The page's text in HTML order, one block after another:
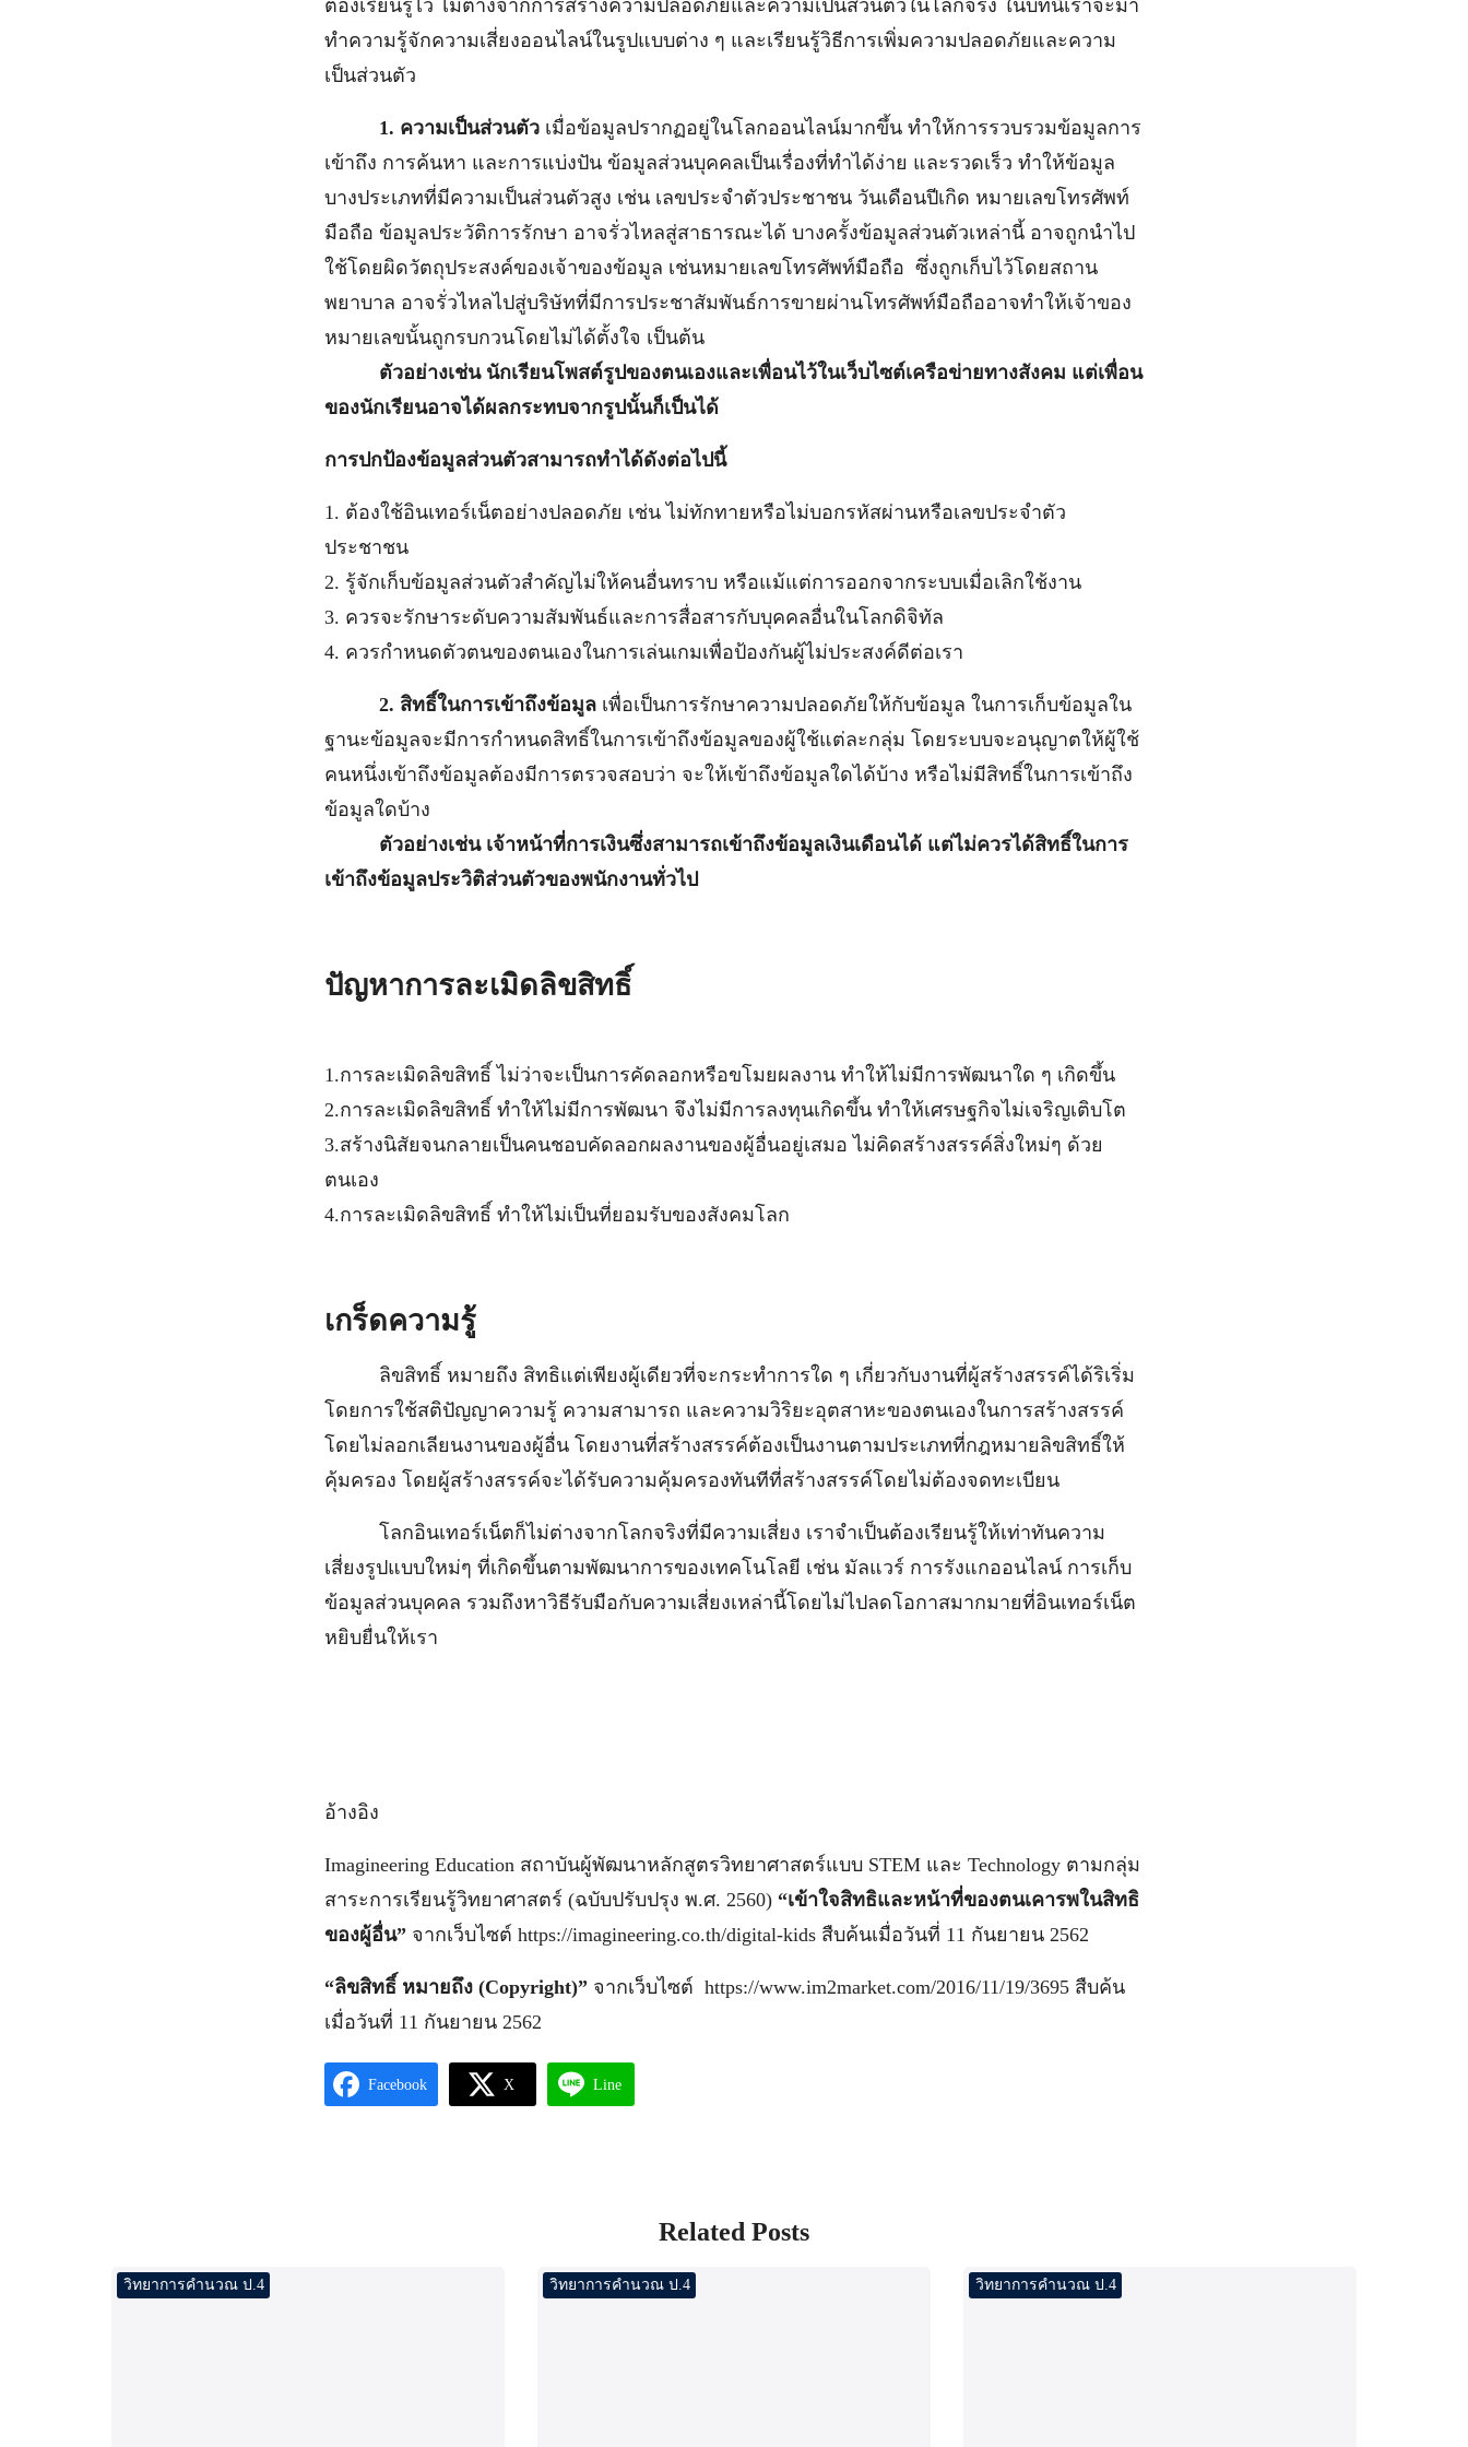
ต้องเรียนรู้ไว้ ไม่ต่างจากการสร้างความปลอดภัยและความเป็นส่วนตัวในโลกจริง ในบทนี้เราจะมา
ทำความรู้จักความเสี่ยงออนไลน์ในรูปแบบต่าง ๆ และเรียนรู้วิธีการเพิ่มความปลอดภัยและความ
เป็นส่วนตัว
1. ความเป็นส่วนตัว เมื่อข้อมูลปรากฏอยู่ในโลกออนไลน์มากขึ้น ทำให้การรวบรวมข้อมูลการ
เข้าถึง การค้นหา และการแบ่งปัน ข้อมูลส่วนบุคคลเป็นเรื่องที่ทำได้ง่าย และรวดเร็ว ทำให้ข้อมูล
บางประเภทที่มีความเป็นส่วนตัวสูง เช่น เลขประจำตัวประชาชน วันเดือนปีเกิด หมายเลขโทรศัพท์
มือถือ ข้อมูลประวัติการรักษา อาจรั่วไหลสู่สาธารณะได้ บางครั้งข้อมูลส่วนตัวเหล่านี้ อาจถูกนำไป
ใช้โดยผิดวัตถุประสงค์ของเจ้าของข้อมูล เช่นหมายเลขโทรศัพท์มือถือ ซึ่งถูกเก็บไว้โดยสถาน
พยาบาล อาจรั่วไหลไปสู่บริษัทที่มีการประชาสัมพันธ์การขายผ่านโทรศัพท์มือถืออาจทำให้เจ้าของ
หมายเลขนั้นถูกรบกวนโดยไม่ได้ตั้งใจ เป็นต้น
ตัวอย่างเช่น นักเรียนโพสต์รูปของตนเองและเพื่อนไว้ในเว็บไซต์เครือข่ายทางสังคม แต่เพื่อน
ของนักเรียนอาจได้ผลกระทบจากรูปนั้นก็เป็นได้
การปกป้องข้อมูลส่วนตัวสามารถทำได้ดังต่อไปนี้
1. ต้องใช้อินเทอร์เน็ตอย่างปลอดภัย เช่น ไม่ทักทายหรือไม่บอกรหัสผ่านหรือเลขประจำตัว
ประชาชน
2. รู้จักเก็บข้อมูลส่วนตัวสำคัญไม่ให้คนอื่นทราบ หรือแม้แต่การออกจากระบบเมื่อเลิกใช้งาน
3. ควรจะรักษาระดับความสัมพันธ์และการสื่อสารกับบุคคลอื่นในโลกดิจิทัล
4. ควรกำหนดตัวตนของตนเองในการเล่นเกมเพื่อป้องกันผู้ไม่ประสงค์ดีต่อเรา
2. สิทธิ์ในการเข้าถึงข้อมูล เพื่อเป็นการรักษาความปลอดภัยให้กับข้อมูล ในการเก็บข้อมูลใน
ฐานะข้อมูลจะมีการกำหนดสิทธิ์ในการเข้าถึงข้อมูลของผู้ใช้แต่ละกลุ่ม โดยระบบจะอนุญาตให้ผู้ใช้
คนหนึ่งเข้าถึงข้อมูลต้องมีการตรวจสอบว่า จะให้เข้าถึงข้อมูลใดได้บ้าง หรือไม่มีสิทธิ์ในการเข้าถึง
ข้อมูลใดบ้าง
ตัวอย่างเช่น เจ้าหน้าที่การเงินซึ่งสามารถเข้าถึงข้อมูลเงินเดือนได้ แต่ไม่ควรได้สิทธิ์ในการ
เข้าถึงข้อมูลประวิติส่วนตัวของพนักงานทั่วไป
ปัญหาการละเมิดลิขสิทธิ์
1.การละเมิดลิขสิทธิ์ ไม่ว่าจะเป็นการคัดลอกหรือขโมยผลงาน ทำให้ไม่มีการพัฒนาใด ๆ เกิดขึ้น
2.การละเมิดลิขสิทธิ์ ทำให้ไม่มีการพัฒนา จึงไม่มีการลงทุนเกิดขึ้น ทำให้เศรษฐกิจไม่เจริญเติบโต
3.สร้างนิสัยจนกลายเป็นคนชอบคัดลอกผลงานของผู้อื่นอยู่เสมอ ไม่คิดสร้างสรรค์สิ่งใหม่ๆ ด้วย
ตนเอง
4.การละเมิดลิขสิทธิ์ ทำให้ไม่เป็นที่ยอมรับของสังคมโลก
เกร็ดความรู้
ลิขสิทธิ์ หมายถึง สิทธิแต่เพียงผู้เดียวที่จะกระทำการใด ๆ เกี่ยวกับงานที่ผู้สร้างสรรค์ได้ริเริ่ม
โดยการใช้สติปัญญาความรู้ ความสามารถ และความวิริยะอุตสาหะของตนเองในการสร้างสรรค์
โดยไม่ลอกเลียนงานของผู้อื่น โดยงานที่สร้างสรรค์ต้องเป็นงานตามประเภทที่กฎหมายลิขสิทธิ์ให้
คุ้มครอง โดยผู้สร้างสรรค์จะได้รับความคุ้มครองทันทีที่สร้างสรรค์โดยไม่ต้องจดทะเบียน
โลกอินเทอร์เน็ตก็ไม่ต่างจากโลกจริงที่มีความเสี่ยง เราจำเป็นต้องเรียนรู้ให้เท่าทันความ
เสี่ยงรูปแบบใหม่ๆ ที่เกิดขึ้นตามพัฒนาการของเทคโนโลยี เช่น มัลแวร์ การรังแกออนไลน์ การเก็บ
ข้อมูลส่วนบุคคล รวมถึงหาวิธีรับมือกับความเสี่ยงเหล่านี้โดยไม่ไปลดโอกาสมากมายที่อินเทอร์เน็ต
หยิบยื่นให้เรา
อ้างอิง
Imagineering Education สถาบันผู้พัฒนาหลักสูตรวิทยาศาสตร์แบบ STEM และ Technology ตามกลุ่ม
สาระการเรียนรู้วิทยาศาสตร์ (ฉบับปรับปรุง พ.ศ. 2560) “เข้าใจสิทธิและหน้าที่ของตนเคารพในสิทธิ
ของผู้อื่น” จากเว็บไซต์ https://imagineering.co.th/digital-kids สืบค้นเมื่อวันที่ 11 กันยายน 2562
“ลิขสิทธิ์ หมายถึง (Copyright)” จากเว็บไซต์ https://www.im2market.com/2016/11/19/3695 สืบค้น
เมื่อวันที่ 11 กันยายน 2562
Facebook X Line
Related Posts
วิทยาการคำนวณ ป.4 วิทยาการคำนวณ ป.4 วิทยาการคำนวณ ป.4